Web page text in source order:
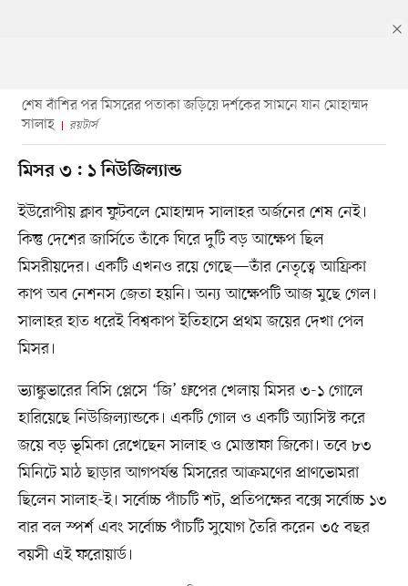
শেষ বাঁশির পর মিসরের পতাকা জড়িয়ে দর্শকের সামনে যান মোহাম্মদ
সালাহ
রয়টার্স
মিসর ৩ : ১ নিউজিল্যান্ড
ইউরোপীয় ক্লাব ফুটবলে মোহাম্মদ সালাহর অর্জনের শেষ নেই।
কিন্তু দেশের জার্সিতে তাঁকে ঘিরে দুটি বড় আক্ষেপ ছিল
মিসরীয়দের। একটি এখনও রয়ে গেছে—তাঁর নেতৃত্বে আফ্রিকা
কাপ অব নেশনস জেতা হয়নি। অন্য আক্ষেপটি আজ মুছে গেল।
সালাহর হাত ধরেই বিশ্বকাপ ইতিহাসে প্রথম জয়ের দেখা পেল
মিসর।
ভ্যাঙ্কুভারের বিসি প্লেসে ‘জি’ গ্রুপের খেলায় মিসর ৩-১ গোলে
হারিয়েছে নিউজিল্যান্ডকে। একটি গোল ও একটি অ্যাসিস্ট করে
জয়ে বড় ভূমিকা রেখেছেন সালাহ ও মোস্তাফা জিকো। তবে ৮৩
মিনিটে মাঠ ছাড়ার আগপর্যন্ত মিসরের আক্রমণের প্রাণভোমরা
ছিলেন সালাহ-ই। সর্বোচ্চ পাঁচটি শট, প্রতিপক্ষের বক্সে সর্বোচ্চ ১৩
বার বল স্পর্শ এবং সর্বোচ্চ পাঁচটি সুযোগ তৈরি করেন ৩৫ বছর
বয়সী এই ফরোয়ার্ড।